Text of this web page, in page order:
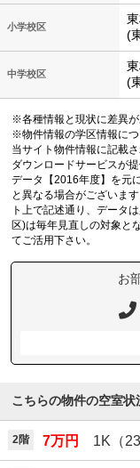
小学校区
(
中学校区
(
※各種情報と現状に差異が
※物件情報の学区情報につ
当サイト物件情報に記載
ダウンロードサービスが
データ【2016年度】を元
と異なる場合がございま
ト上で記述通り、データ
区)は毎年見直しの対象と
てご活用下さい。
お
こちらの物件の空室状
2階 7万円 1K（